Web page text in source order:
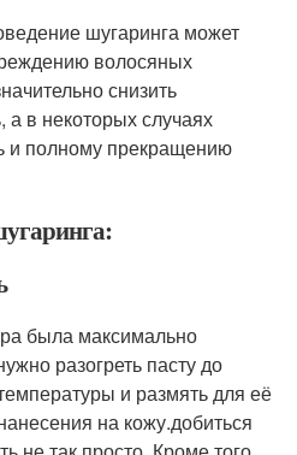
шугаринга может
волосяных
снизить
а в некоторых случаях
и полному прекращению
была максимально
разогреть пасту до
и размять для её
на кожу.добиться